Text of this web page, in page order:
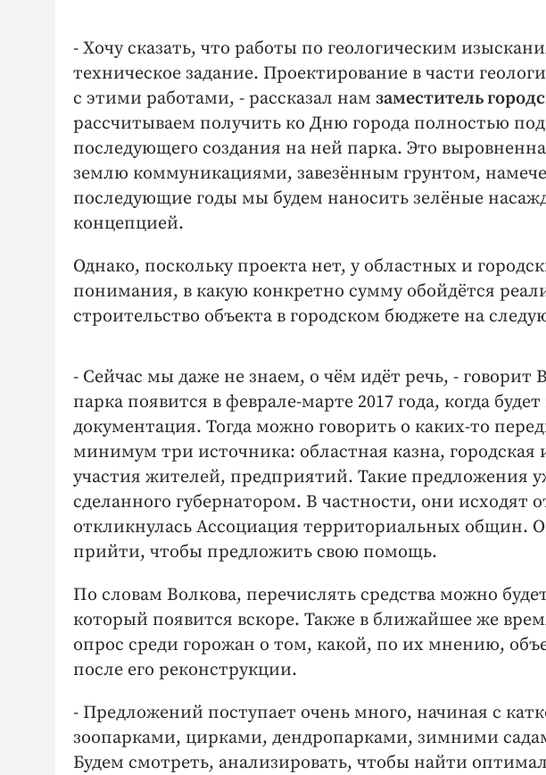
- Хочу сказать, что работы по геологическим
техническое задание. Проектирование в части
с этими работами, - рассказал нам заместитель
рассчитываем получить ко Дню города полностью
последующего создания на ней парка. Это
землю коммуникациями, завезённым грунтом,
последующие годы мы будем наносить зелёные
концепцией.
Однако, поскольку проекта нет, у областных и
понимания, в какую конкретно сумму обойдётся
строительство объекта в городском бюджете на
- Сейчас мы даже не знаем, о чём идёт речь, -
парка появится в феврале-марте 2017 года, когда
документация. Тогда можно говорить о каких-то
минимум три источника: областная казна,
участия жителей, предприятий. Такие предложения
сделанного губернатором. В частности, они исходят
откликнулась Ассоциация территориальных общин.
прийти, чтобы предложить свою помощь.
По словам Волкова, перечислять средства можно
который появится вскоре. Также в ближайшее же
опрос среди горожан о том, какой, по их мнению,
после его реконструкции.
- Предложений поступает очень много, начиная с
зоопарками, цирками, дендропарками, зимними
Будем смотреть, анализировать, чтобы найти